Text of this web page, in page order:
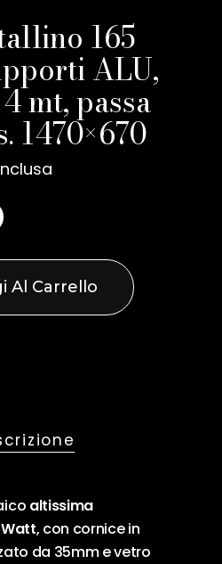
165
ALU,
mt, passa
1470×670
Al Carrello
altissima
, con cornice in
da 35mm e vetro